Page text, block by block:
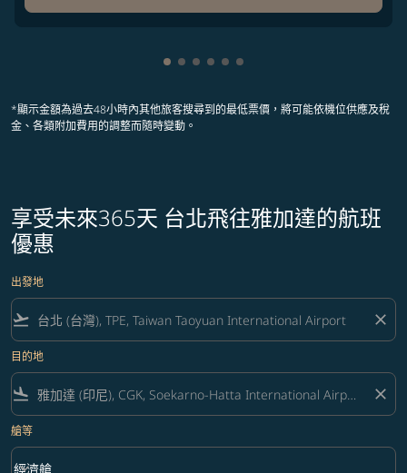
顯示 cmp-pagination-showing-
顯示 cmp-pagination-showing-
顯示 cmp-pagination-
顯示 cmp-pagination-
顯示 cmp-pagination-
顯示 cmp-pagination-
*顯示金額為過去48小時內其他旅客搜尋到的最低票價，將可能依機位供應及稅
金、各類附加費用的調整而隨時變動。
享受未來365天 台北飛往雅加達的航班
優惠
出發地
flight_takeoff close
目的地
flight_land close
艙等
經濟艙
keyboard_arrow_down